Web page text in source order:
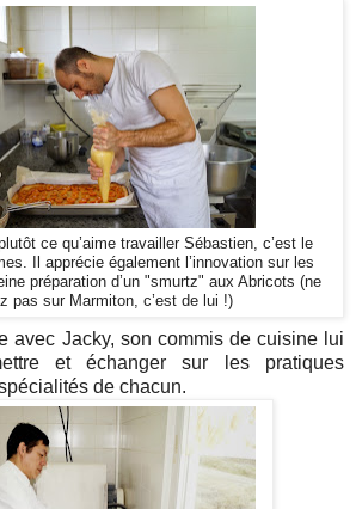
ce qu’aime travailler Sébastien, c’est le
Il apprécie également l’innovation sur les
préparation d’un "smurtz" aux Abricots (ne
pas sur Marmiton, c’est de lui !)
avec Jacky, son commis de cuisine lui
et échanger sur les pratiques
de chacun.